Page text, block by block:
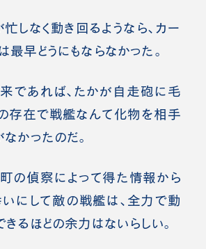
しなく動き回るようなら、カー
早どうにもならなかった。
であれば、たかが自走砲に毛
存在で戦艦なんて化物を相手
かったのだ。
の偵察によって得た情報から
いにして敵の戦艦は、全力で動
るほどの余力はないらしい。